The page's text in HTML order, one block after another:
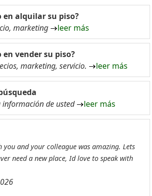
en alquilar su piso?
marketing
leer más
vender su piso?
marketing, servicio.
leer más
información de usted
leer más
you and your colleague was amazing. Lets
need a new place, Id love to speak with